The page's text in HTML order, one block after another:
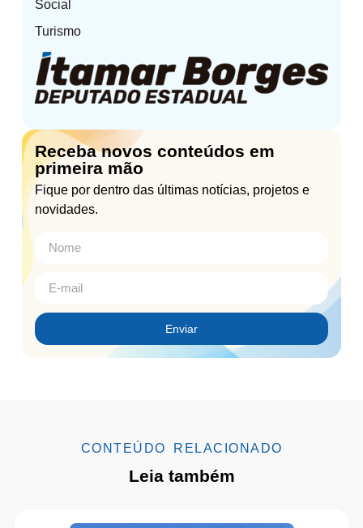
Social
Turismo
Receba novos conteúdos em
primeira mão
Fique por dentro das últimas notícias, projetos e
novidades.
Enviar
CONTEÚDO RELACIONADO
Leia também